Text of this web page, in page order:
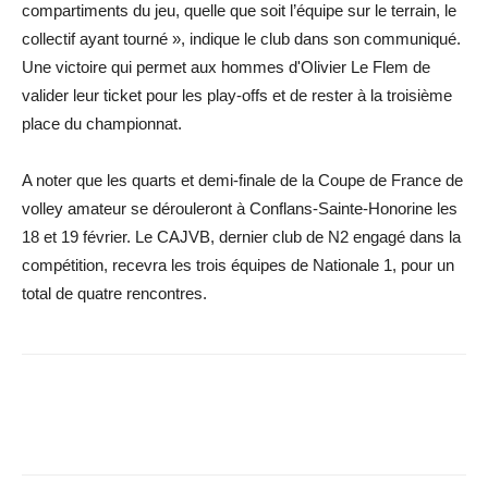
compartiments du jeu, quelle que soit l’équipe sur le terrain, le
collectif ayant tourné », indique le club dans son communiqué.
Une victoire qui permet aux hommes d'Olivier Le Flem de
valider leur ticket pour les play-offs et de rester à la troisième
place du championnat.
A noter que les quarts et demi-finale de la Coupe de France de
volley amateur se dérouleront à Conflans-Sainte-Honorine les
18 et 19 février. Le CAJVB, dernier club de N2 engagé dans la
compétition, recevra les trois équipes de Nationale 1, pour un
total de quatre rencontres.